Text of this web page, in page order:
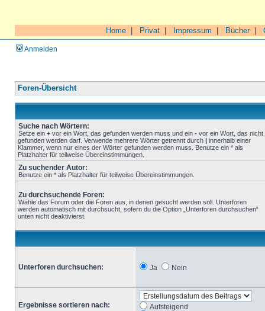
Home Privat Impressum Bücher|
Anmelden
Foren-Übersicht
Suche nach Wörtern:
Setze ein + vor ein Wort, das gefunden werden muss und ein - vor ein Wort, das nicht
gefunden werden darf. Verwende mehrere Wörter getrennt durch | innerhalb einer
Klammer, wenn nur eines der Wörter gefunden werden muss. Benutze ein * als
Platzhalter für teilweise Übereinstimmungen.
Zu suchender Autor:
Benutze ein * als Platzhalter für teilweise Übereinstimmungen.
Zu durchsuchende Foren:
Wähle das Forum oder die Foren aus, in denen gesucht werden soll. Unterforen
werden automatisch mit durchsucht, sofern du die Option „Unterforen durchsuchen“
unten nicht deaktivierst.
Unterforen durchsuchen: Ja Nein
Ergebnisse sortieren nach:
Aufsteigend